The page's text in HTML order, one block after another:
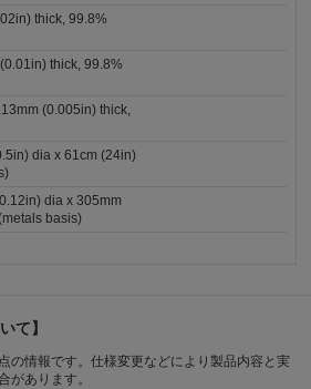
thick, 99.8%
thick, 99.8%
(0.005in) thick,
dia x 61cm (24in)
dia x 305mm
basis)
て】
の情報です。仕様変更などにより製品内容と実
があります。